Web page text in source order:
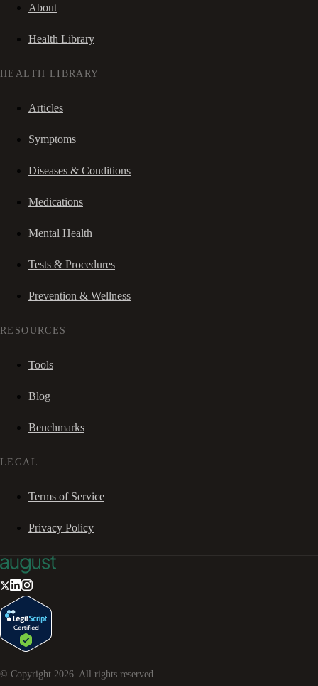
About
Health Library
HEALTH LIBRARY
Articles
Symptoms
Diseases & Conditions
Medications
Mental Health
Tests & Procedures
Prevention & Wellness
RESOURCES
Tools
Blog
Benchmarks
LEGAL
Terms of Service
Privacy Policy
© Copyright 2026 . All rights reserved.